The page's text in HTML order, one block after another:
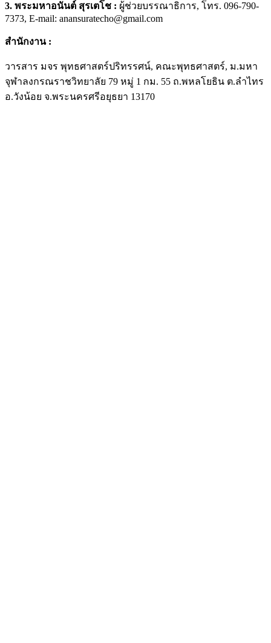
3. พระมหาอนันต์ สุรเตโช : ผู้ช่วยบรรณาธิการ, โทร. 096-790-
7373, E-mail: anansuratecho@gmail.com
สำนักงาน :
วารสาร มจร พุทธศาสตร์ปริทรรศน์, คณะพุทธศาสตร์, ม.มหา
จุฬาลงกรณราชวิทยาลัย 79 หมู่ 1 กม. 55 ถ.พหลโยธิน ต.ลำไทร
อ.วังน้อย จ.พระนครศรีอยุธยา 13170